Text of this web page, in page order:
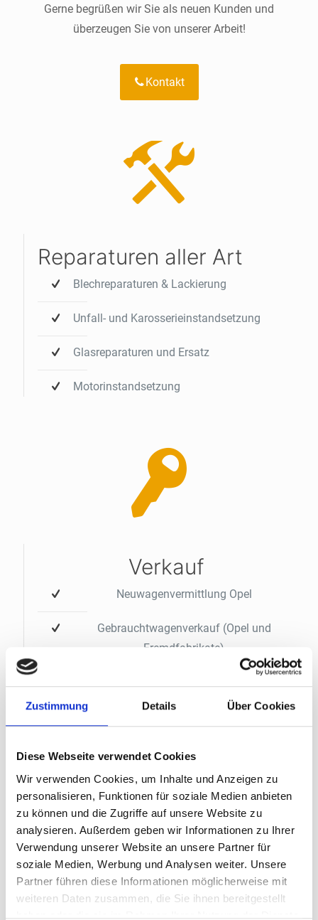
Zustimmung Details Über Cookies
Diese Webseite verwendet Cookies
Wir verwenden Cookies, um Inhalte und Anzeigen zu
personalisieren, Funktionen für soziale Medien anbieten
zu können und die Zugriffe auf unsere Website zu
analysieren. Außerdem geben wir Informationen zu Ihrer
Verwendung unserer Website an unsere Partner für
soziale Medien, Werbung und Analysen weiter. Unsere
Partner führen diese Informationen möglicherweise mit
weiteren Daten zusammen, die Sie ihnen bereitgestellt
Gerne begrüßen wir Sie als neuen Kunden und
überzeugen Sie von unserer Arbeit!
Kontakt
Reparaturen aller Art
Blechreparaturen & Lackierung
Unfall- und Karosserieinstandsetzung
Glasreparaturen und Ersatz
Motorinstandsetzung
Verkauf
Neuwagenvermittlung Opel
Gebrauchtwagenverkauf (Opel und
Fremdfabrikate)
zu mobile.de
Wartung & Inspektion